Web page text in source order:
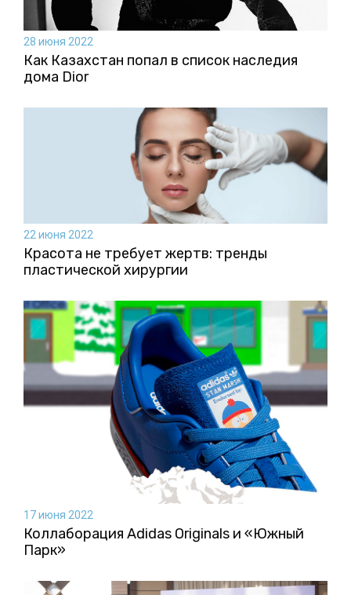
28 июня 2022
Как Казахстан попал в список наследия
дома Dior
22 июня 2022
Красота не требует жертв: тренды
пластической хирургии
17 июня 2022
Коллаборация Аdidas Originals и «Южный
Парк»